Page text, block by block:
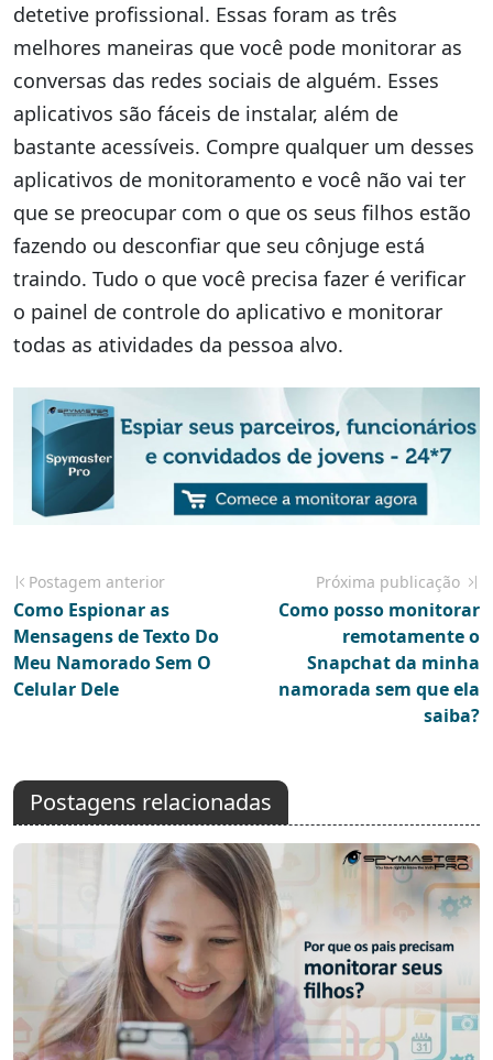
detetive profissional. Essas foram as três
melhores maneiras que você pode monitorar as
conversas das redes sociais de alguém. Esses
aplicativos são fáceis de instalar, além de
bastante acessíveis. Compre qualquer um desses
aplicativos de monitoramento e você não vai ter
que se preocupar com o que os seus filhos estão
fazendo ou desconfiar que seu cônjuge está
traindo. Tudo o que você precisa fazer é verificar
o painel de controle do aplicativo e monitorar
todas as atividades da pessoa alvo.
Postagem anterior
Como Espionar as
Mensagens de Texto Do
Meu Namorado Sem O
Celular Dele
Próxima publicação
Como posso monitorar
remotamente o
Snapchat da minha
namorada sem que ela
saiba?
Postagens relacionadas